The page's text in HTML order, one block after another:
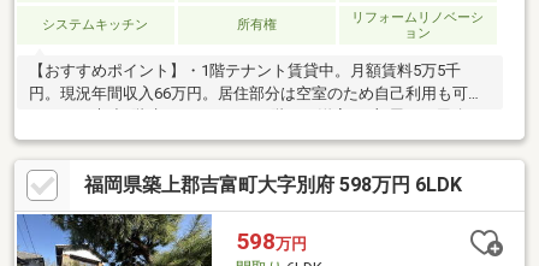
システムキッチン 所有権
リフォームリノベーシ
ョン
【おすすめポイント】・1階テナント賃貸中。月額賃料5万5千
円。現況年間収入66万円。居住部分は空室のため自己利用も可能
分けて使えます。・駐車スペースが5台分あり、ご家族の車や来客
時の駐車にも対応できます。・業務用キッチンがあり、広い作業
台を使いながら複数人で準備を進められます。・トイレが1階に2
か所、2階に1か所あり、生活時間帯が重なっても使い分けできま
す。・納戸と土間があり、季節用品や趣味の道具などを整理しな
がら保管できます。・2階にはバルコニーがあり、外の空を眺めな
福岡県築上郡吉富町大字別府 598万円 6LDK
598万円